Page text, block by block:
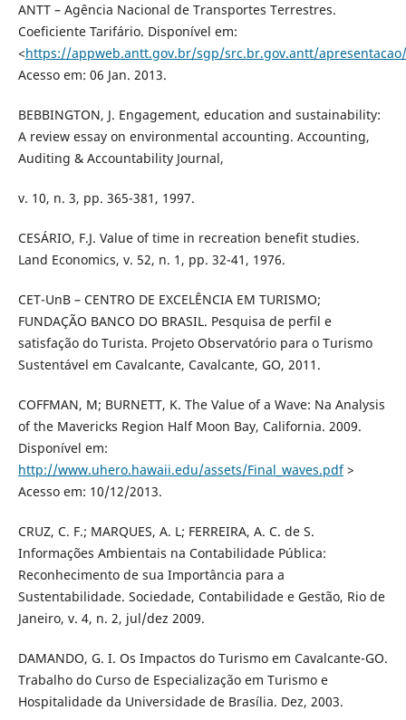
ANTT – Agência Nacional de Transportes Terrestres.
Coeficiente Tarifário. Disponível em:
<https://appweb.antt.gov.br/sgp/src.br.gov.antt/
Acesso em: 06 Jan. 2013.
BEBBINGTON, J. Engagement, education and sustainability:
A review essay on environmental accounting. Accounting,
Auditing & Accountability Journal,
v. 10, n. 3, pp. 365-381, 1997.
CESÁRIO, F.J. Value of time in recreation benefit studies.
Land Economics, v. 52, n. 1, pp. 32-41, 1976.
CET-UnB – CENTRO DE EXCELÊNCIA EM TURISMO;
FUNDAÇÃO BANCO DO BRASIL. Pesquisa de perfil e
satisfação do Turista. Projeto Observatório para o Turismo
Sustentável em Cavalcante, Cavalcante, GO, 2011.
COFFMAN, M; BURNETT, K. The Value of a Wave: Na Analysis
of the Mavericks Region Half Moon Bay, California. 2009.
Disponível em:
http://www.uhero.hawaii.edu/assets/Final_waves.pdf>
Acesso em: 10/12/2013.
CRUZ, C. F.; MARQUES, A. L; FERREIRA, A. C. de S.
Informações Ambientais na Contabilidade Pública:
Reconhecimento de sua Importância para a
Sustentabilidade. Sociedade, Contabilidade e Gestão, Rio de
Janeiro, v. 4, n. 2, jul/dez 2009.
DAMANDO, G. I. Os Impactos do Turismo em Cavalcante-GO.
Trabalho do Curso de Especialização em Turismo e
Hospitalidade da Universidade de Brasília. Dez, 2003.